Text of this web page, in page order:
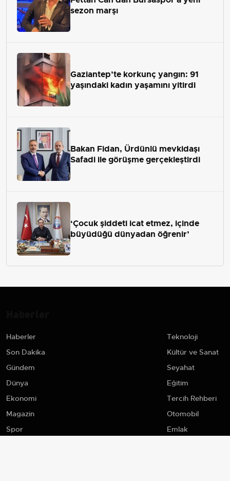
sezon marşı
Gaziantep’te korkunç yangın: 91
yaşındaki kadın yaşamını yitirdi
Bakan Fidan, Ürdünlü mevkidaşı
Safadi ile görüşme gerçekleştirdi
‘Çocuk şiddeti icat etmez, içinde
büyüdüğü dünyadan öğrenir’
Haberler
Son Dakika
Gündem
Dünya
Ekonomi
Magazin
Spor
Teknoloji
Kültür ve Sanat
Seyahat
Eğitim
Tercih Rehberi
Otomobil
Emlak